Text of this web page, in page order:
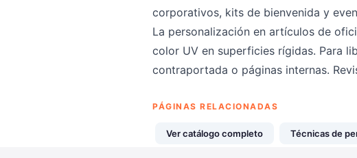
corporativos, kits de bienvenida y
La personalización en artículos de
color UV en superficies rígidas. Para
contraportada o páginas internas.
PÁGINAS RELACIONADAS
Ver catálogo completo Técnicas de